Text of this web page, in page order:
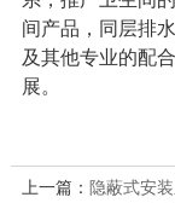
间产品，同层排
及其他专业的配
展。
上一篇： 隐蔽式安